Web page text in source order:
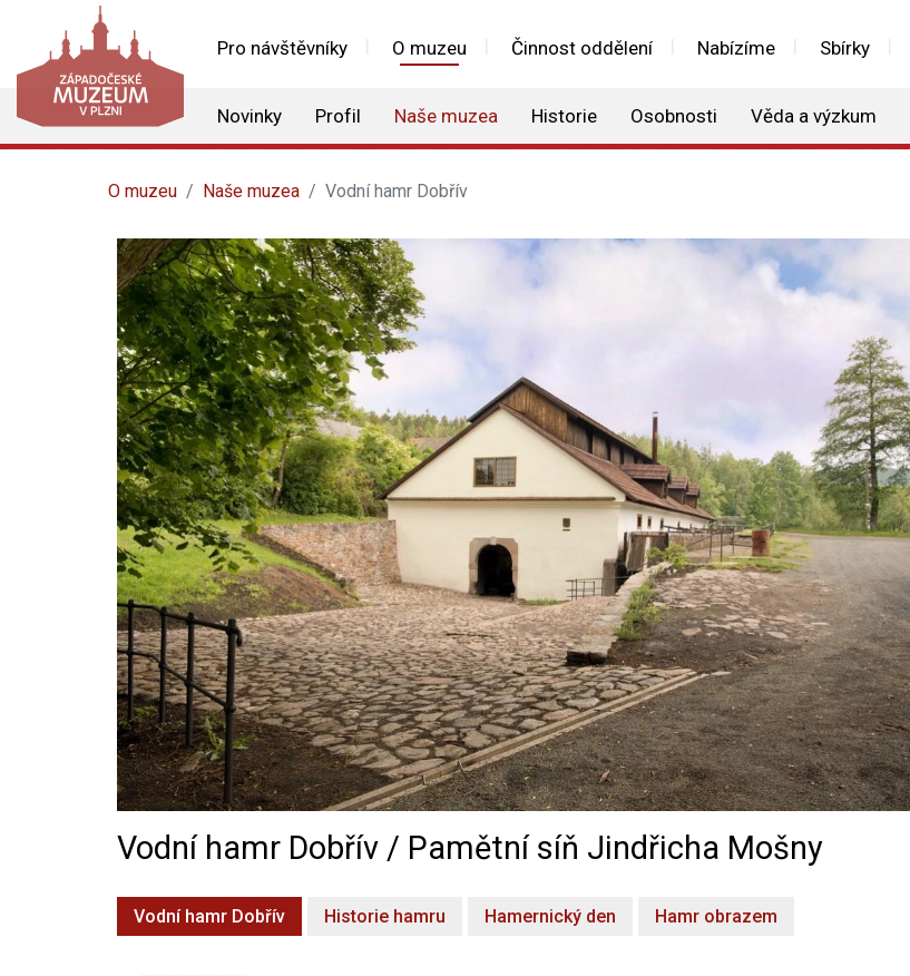
Pro návštěvníky O muzeu Činnost oddělení Nabízíme Sbírky
Novinky Profil Naše muzea Historie Osobnosti Věda a výzkum
O muzeu Naše muzea Vodní hamr Dobřív
Vodní hamr Dobřív / Pamětní síň Jindřicha Mošny
Vodní hamr Dobřív Historie hamru Hamernický den Hamr obrazem